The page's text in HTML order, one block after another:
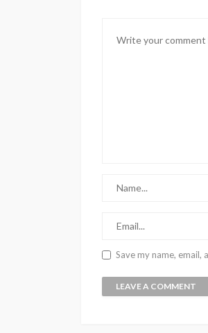
Save my name,